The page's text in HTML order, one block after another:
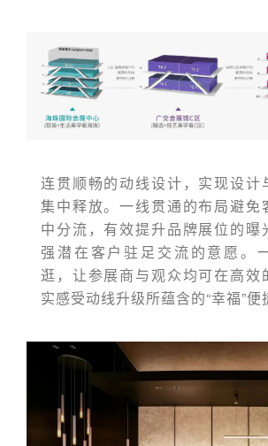
连贯顺畅的动线设计，实现设计
集中释放。一线贯通的布局避免
中分流，有效提升品牌展位的曝
强潜在客户驻足交流的意愿。
逛，让参展商与观众均可在高效
实感受动线升级所蕴含的“幸福”便